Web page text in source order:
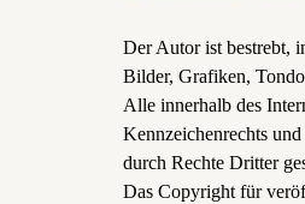
Der Autor ist bestrebt,
Bilder, Grafiken,
Alle innerhalb des
Kennzeichenrechts
durch Rechte Dritter
Das Copyright für